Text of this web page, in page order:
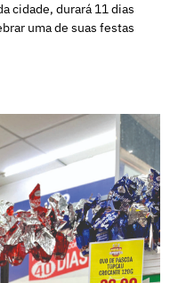
cidade, durará 11 dias
uma de suas festas